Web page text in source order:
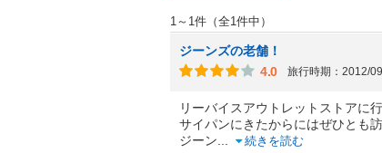
1～1件（全1件中）
ジーンズの老舗！
4.0
旅行時期：2012/
リーバイスアウトレットストアに
サイパンにきたからにはぜひとも
ジーン
続きを読む